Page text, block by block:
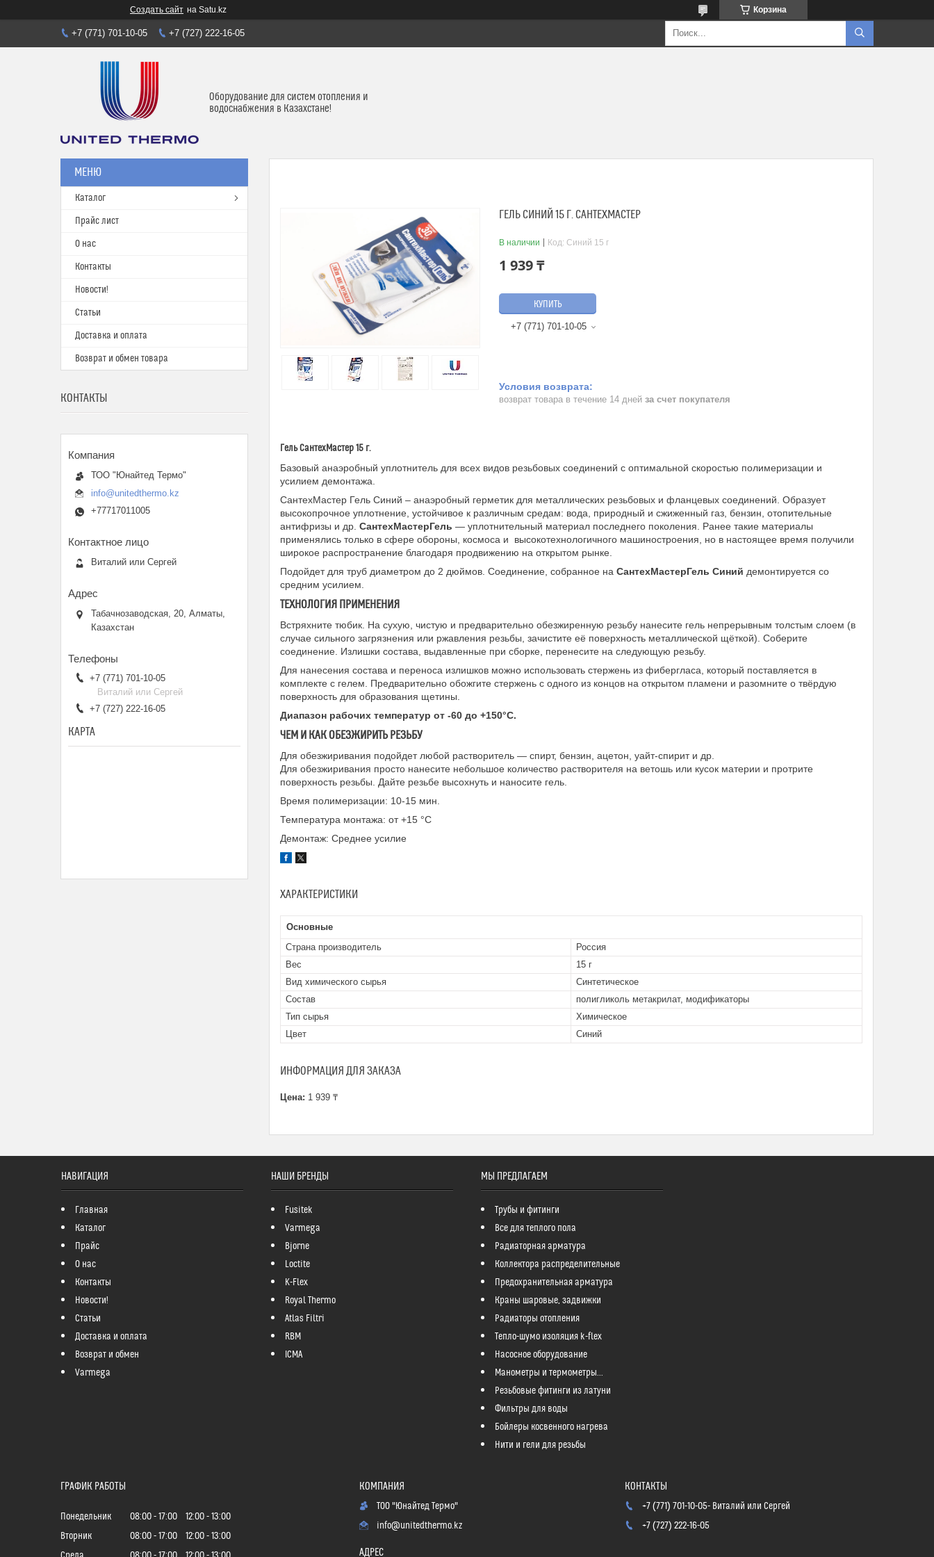
Создать сайт на Satu.kz Корзина
+7 (771) 701-10-05 +7 (727) 222-16-05
Оборудование для систем отопления и
водоснабжения в Казахстане!
ГЕЛЬ СИНИЙ 15 Г. САНТЕХМАСТЕР
В наличии Код: Синий 15 г
1 939 ₸
КУПИТЬ
+7 (771) 701-10-05
возврат товара в течение 14 дней за счет покупателя
Гель СантехМастер 15 г.
Базовый анаэробный уплотнитель для всех видов резьбовых соединений с оптимальной скоростью полимеризации и
усилием демонтажа.
СантехМастер Гель Синий – анаэробный герметик для металлических резьбовых и фланцевых соединений. Образует
высокопрочное уплотнение, устойчивое к различным средам: вода, природный и сжиженный газ, бензин, отопительные
антифризы и др. СантехМастерГель — уплотнительный материал последнего поколения. Ранее такие материалы
применялись только в сфере обороны, космоса и высокотехнологичного машиностроения, но в настоящее время получили
широкое распространение благодаря продвижению на открытом рынке.
Подойдет для труб диаметром до 2 дюймов. Соединение, собранное на СантехМастерГель Синий демонтируется со
средним усилием.
ТЕХНОЛОГИЯ ПРИМЕНЕНИЯ
Встряхните тюбик. На сухую, чистую и предварительно обезжиренную резьбу нанесите гель непрерывным толстым слоем (в
случае сильного загрязнения или ржавления резьбы, зачистите её поверхность металлической щёткой). Соберите
соединение. Излишки состава, выдавленные при сборке, перенесите на следующую резьбу.
Для нанесения состава и переноса излишков можно использовать стержень из фибергласа, который поставляется в
комплекте с гелем. Предварительно обожгите стержень с одного из концов на открытом пламени и разомните о твёрдую
поверхность для образования щетины.
Диапазон рабочих температур от -60 до +150°C.
ЧЕМ И КАК ОБЕЗЖИРИТЬ РЕЗЬБУ
Для обезжиривания подойдет любой растворитель — спирт, бензин, ацетон, уайт-спирит и др.
Для обезжиривания просто нанесите небольшое количество растворителя на ветошь или кусок материи и протрите
поверхность резьбы. Дайте резьбе высохнуть и наносите гель.
Время полимеризации: 10-15 мин.
Температура монтажа: от +15 °С
Демонтаж: Среднее усилие
ХАРАКТЕРИСТИКИ
Основные
Страна производитель
Россия
Вес
15 г
Вид химического сырья
Синтетическое
Состав
полигликоль метакрилат, модификаторы
Тип сырья
Химическое
Цвет
Синий
ИНФОРМАЦИЯ ДЛЯ ЗАКАЗА
Цена: 1 939 ₸
Каталог
Прайс лист
О нас
Контакты
Новости!
Статьи
Доставка и оплата
Возврат и обмен товара
КОНТАКТЫ
ТОО "Юнайтед Термо"
info@unitedthermo.kz
+77717011005
Виталий или Сергей
Табачнозаводская, 20, Алматы,
Казахстан
+7 (771) 701-10-05
Виталий или Сергей
+7 (727) 222-16-05
КАРТА
НАВИГАЦИЯ
Главная
Каталог
Прайс
О нас
Контакты
Новости!
Статьи
Доставка и оплата
Возврат и обмен
Varmega
НАШИ БРЕНДЫ
Fusitek
Varmega
Bjorne
Loctite
K-Flex
Royal Thermo
Atlas Filtri
RBM
ICMA
МЫ ПРЕДЛАГАЕМ
Трубы и фитинги
Все для теплого пола
Радиаторная арматура
Коллектора распределительные
Предохранительная арматура
Краны шаровые, задвижки
Радиаторы отопления
Тепло-шумо изоляция k-flex
Насосное оборудование
Манометры и термометры...
Резьбовые фитинги из латуни
Фильтры для воды
Бойлеры косвенного нагрева
Нити и гели для резьбы
ГРАФИК РАБОТЫ
Понедельник 08:00 17:00 12:00
13:00
Вторник
08:00 17:00 12:00
13:00
ТОО "Юнайтед Термо"
info@unitedthermo.kz
+7 (771) 701-10-05 Виталий или Сергей
+7 (727) 222-16-05